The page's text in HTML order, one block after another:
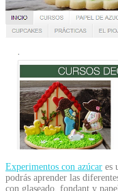
Experimentos con azúcar es
podrás aprender las
con glaseado, fondant y